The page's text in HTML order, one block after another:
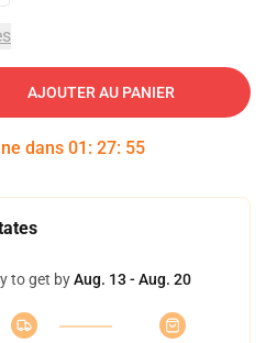
AJOUTER AU PANIER
dans 01 : 27: 54
to get byAug. 13 - Aug. 20